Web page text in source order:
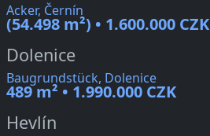
Acker, Černín
(54.498 m²) • 1.600.000 CZK
Dolenice
Baugrundstück, Dolenice
489 m² • 1.990.000 CZK
Hevlín